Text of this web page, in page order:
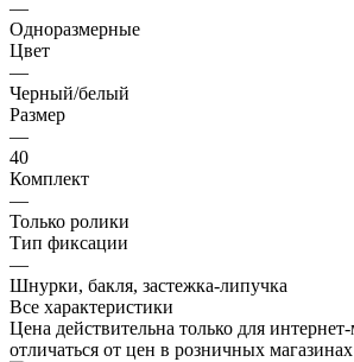
—
Одноразмерные
Цвет
—
Черный/белый
Размер
—
40
Комплект
—
Только ролики
Тип фиксации
—
Шнурки, бакля, застежка-липучка
Все характеристики
Цена действительна только для
отличаться от цен в розничных магазинах